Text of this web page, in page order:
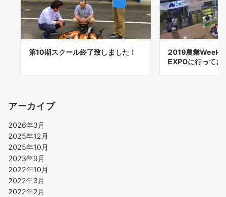
第10期スクール終了致しました！
2019農業Week
EXPOに行ってき
アーカイブ
2026年3月
2025年12月
2025年10月
2023年9月
2022年10月
2022年3月
2022年2月